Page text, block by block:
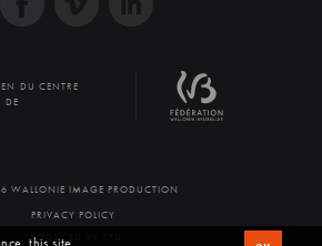
DU CENTRE
DE
WALLONIE IMAGE PRODUCTION
PRIVACY POLICY
PRODUCED BY SFD
this site